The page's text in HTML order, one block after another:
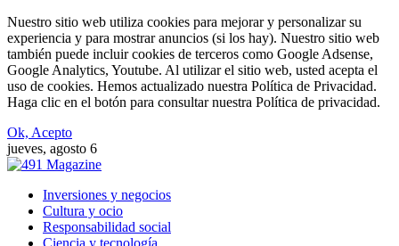
Nuestro sitio web utiliza cookies para mejorar y personalizar su
experiencia y para mostrar anuncios (si los hay). Nuestro sitio web
también puede incluir cookies de terceros como Google Adsense,
Google Analytics, Youtube. Al utilizar el sitio web, usted acepta el
uso de cookies. Hemos actualizado nuestra Política de Privacidad.
Haga clic en el botón para consultar nuestra Política de privacidad.
Ok, Acepto
jueves, agosto 6
Inversiones y negocios
Cultura y ocio
Responsabilidad social
Ciencia y tecnología